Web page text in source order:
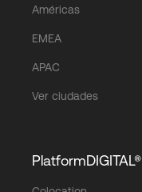
Américas
EMEA
APAC
Ver ciudades
PlatformDIGITAL®